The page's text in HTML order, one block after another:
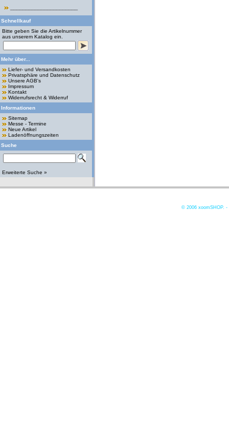
Schnellkauf
Bitte geben Sie die Artikelnummer
aus unserem Katalog ein.
Mehr über...
Liefer- und Versandkosten
Privatsphäre und Datenschutz
Unsere AGB's
Impressum
Kontakt
Widerrufsrecht & Widerruf
Informationen
Sitemap
Messe - Termine
Neue Artikel
Ladenöffnungszeiten
Suche
Erweiterte Suche »
© 2006 xoomSHOP. -